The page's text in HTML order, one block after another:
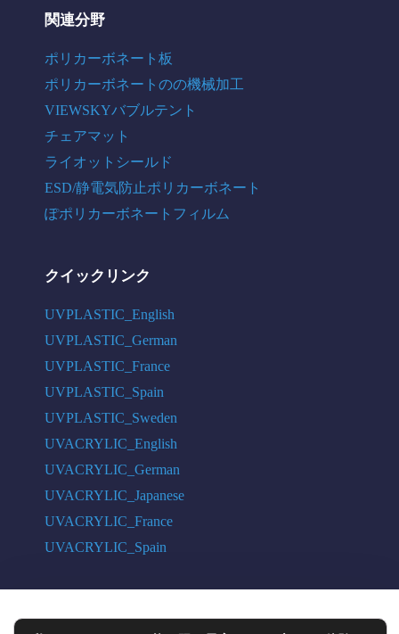
関連分野
ポリカーボネート板
ポリカーボネートのの機械加工
VIEWSKYバブルテント
チェアマット
ライオットシールド
ESD/静電気防止ポリカーボネート
ぽポリカーボネートフィルム
クイックリンク
UVPLASTIC_English
UVPLASTIC_German
UVPLASTIC_France
UVPLASTIC_Spain
UVPLASTIC_Sweden
UVACRYLIC_English
UVACRYLIC_German
UVACRYLIC_Japanese
UVACRYLIC_France
UVACRYLIC_Spain